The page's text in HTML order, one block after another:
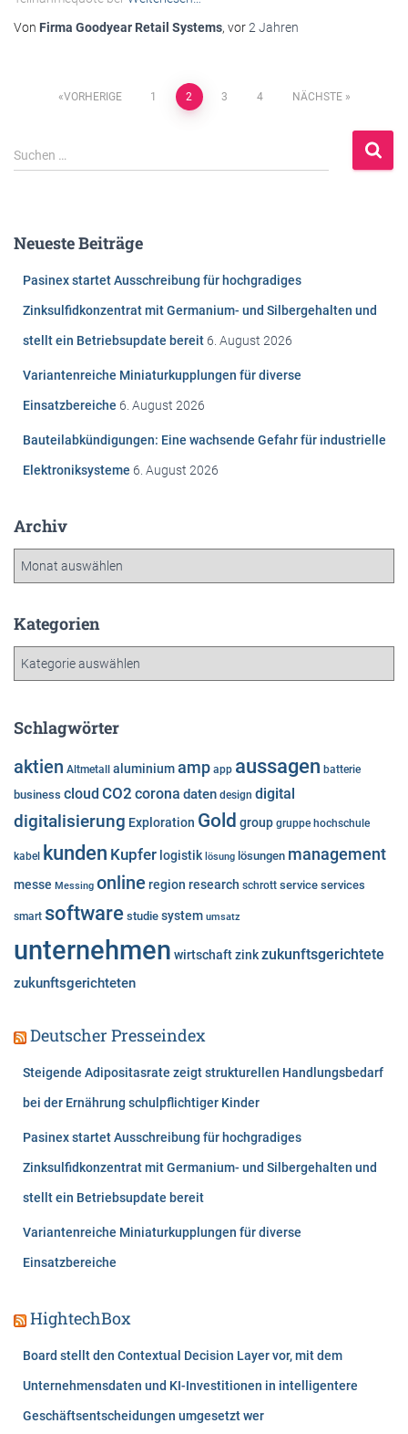
Von Firma Goodyear Retail Systems, vor2 Jahren
Beitragsnavigation
VORHERIGE 1 2 3 4 NÄCHSTE
S
u
n
Suchen …
Neueste Beiträge
Pasinex startet Ausschreibung für hochgradiges
Zinksulfidkonzentrat mit Germanium- und Silbergehalten und
stellt ein Betriebsupdate bereit 6. August 2026
Variantenreiche Miniaturkupplungen für diverse
Einsatzbereiche 6. August 2026
Bauteilabkündigungen: Eine wachsende Gefahr für industrielle
Elektroniksysteme 6. August 2026
Archiv
h
Kategorien
g
r
i
e
Schlagwörter
aktien Altmetall aluminiumamp app aussagen batterie
business cloud CO2 corona daten design digital
digitalisierung Exploration Gold group gruppe hochschule
kabel kunden Kupfer logistik lösung lösungen management
messe Messing online region research schrott service services
smart software studie system umsatz
unternehmen wirtschaftzinkzukunftsgerichtete
zukunftsgerichteten
Deutscher Presseindex
Steigende Adipositasrate zeigt strukturellen Handlungsbedarf
bei der Ernährung schulpflichtiger Kinder
Pasinex startet Ausschreibung für hochgradiges
Zinksulfidkonzentrat mit Germanium- und Silbergehalten und
stellt ein Betriebsupdate bereit
Variantenreiche Miniaturkupplungen für diverse
Einsatzbereiche
HightechBox
Board stellt den Contextual Decision Layer vor, mit dem
Unternehmensdaten und KI-Investitionen in intelligentere
Geschäftsentscheidungen umgesetzt wer